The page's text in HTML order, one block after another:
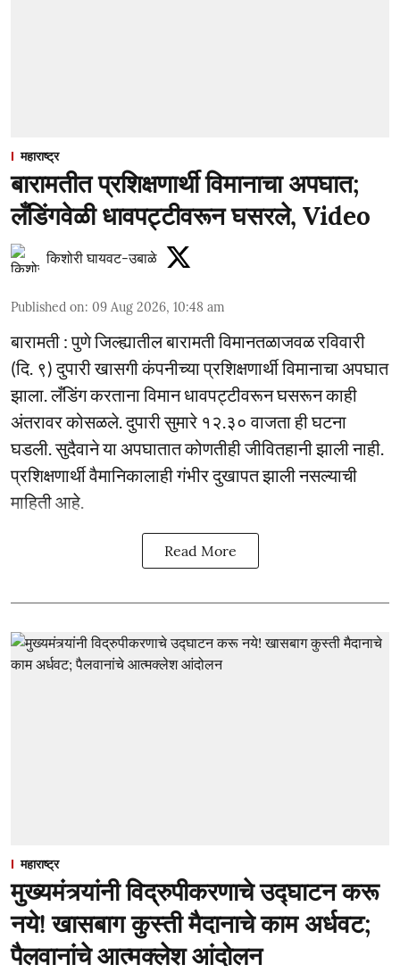
महाराष्ट्र
बारामतीत प्रशिक्षणार्थी विमानाचा अपघात;
लँडिंगवेळी धावपट्टीवरून घसरले, Video
किशोरी घायवट-उबाळे
Published on: 09 Aug 2026, 10:48 am
बारामती : पुणे जिल्ह्यातील बारामती विमानतळाजवळ रविवारी
(दि. ९) दुपारी खासगी कंपनीच्या प्रशिक्षणार्थी विमानाचा अपघात
झाला. लँडिंग करताना विमान धावपट्टीवरून घसरून काही
अंतरावर कोसळले. दुपारी सुमारे १२.३० वाजता ही घटना
घडली. सुदैवाने या अपघातात कोणतीही जीवितहानी झाली नाही.
प्रशिक्षणार्थी वैमानिकालाही गंभीर दुखापत झाली नसल्याची
माहिती आहे.
Read More
महाराष्ट्र
मुख्यमंत्र्यांनी विद्रुपीकरणाचे उद्घाटन करू
नये! खासबाग कुस्ती मैदानाचे काम अर्धवट;
पैलवानांचे आत्मक्लेश आंदोलन